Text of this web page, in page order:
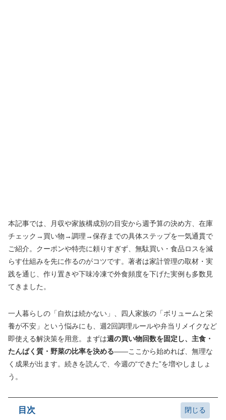
本記事では、月収や家族構成別の目安から週予算の決め方、在庫
チェック→買い物→調理→保存までの具体ステップを一気通貫で
ご紹介。クーポンや特売に頼りすぎず、無駄買い・食品ロスを減
らす仕組みを先に作るのがコツです。著者は家計管理の取材・実
践を通じ、作り置きや下味冷凍で外食頻度を下げた実例も多数見
てきました。
一人暮らしの「自炊は続かない」、四人家族の「ボリュームと栄
養が不安」という悩みにも、週2回調理ルールや弁当リメイクなど
即使える解決策を用意。まずは週の買い物回数を固定し、主食・
たんぱく質・野菜の比率を決める——ここから始めれば、無理な
く成果が出ます。続きを読んで、今週の“できた”を増やしましょ
う。
目次